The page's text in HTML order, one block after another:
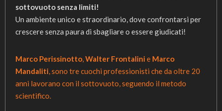
sottovuoto senza limiti!
Un ambiente unico e straordinario, dove confrontarsi per
crescere senza paura di sbagliare o essere giudicati!
Marco Perissinotto,Walter Frontalini e Marco
Mandaliti, sono tre cuochi professionisti che da oltre 20
anni lavorano con il sottovuoto, seguendo il metodo
scientifico.